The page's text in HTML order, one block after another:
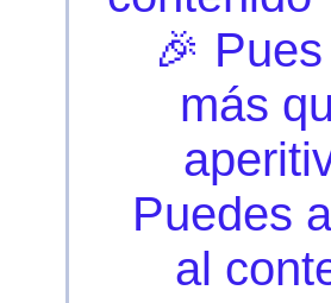
🎉
más
Puedes
al